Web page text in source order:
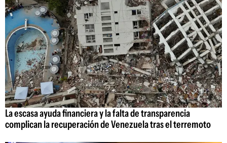
La escasa ayuda financiera y la falta de transparencia
complican la recuperación de Venezuela tras el terremoto